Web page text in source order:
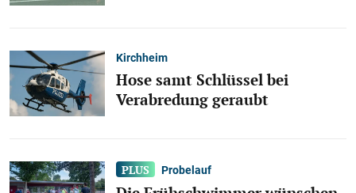
Kirchheim
Hose samt Schlüssel bei
Verabredung geraubt
Probelauf